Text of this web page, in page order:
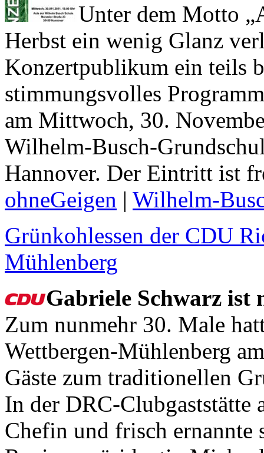
Unter dem Motto
Herbst ein wenig Glanz
Konzertpublikum ein teils
stimmungsvolles
am Mittwoch, 30.
Wilhelm-Busch-
Hannover. Der Eintritt ist
ohneGeigen | Wilhelm-
Grünkohlessen der CDU
Mühlenberg
Gabriele Schwarz ist
Zum nunmehr 30. Male
Wettbergen-Mühlenberg
Gäste zum traditionellen
In der DRC-
Chefin und frisch ernannte